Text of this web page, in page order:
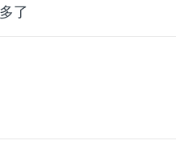
了